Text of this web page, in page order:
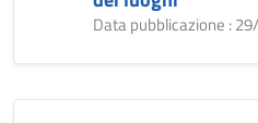
Data pubblicazione :